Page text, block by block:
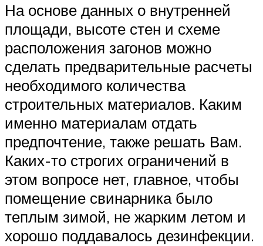
На основе данных о внутренней
площади, высоте стен и схеме
расположения загонов можно
сделать предварительные расчеты
необходимого количества
строительных материалов. Каким
именно материалам отдать
предпочтение, также решать Вам.
Каких-то строгих ограничений в
этом вопросе нет, главное, чтобы
помещение свинарника было
теплым зимой, не жарким летом и
хорошо поддавалось дезинфекции.